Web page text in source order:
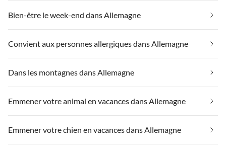
Bien-être le week-end dans Allemagne
Convient aux personnes allergiques dans Allemagne
Dans les montagnes dans Allemagne
Emmener votre animal en vacances dans Allemagne
Emmener votre chien en vacances dans Allemagne